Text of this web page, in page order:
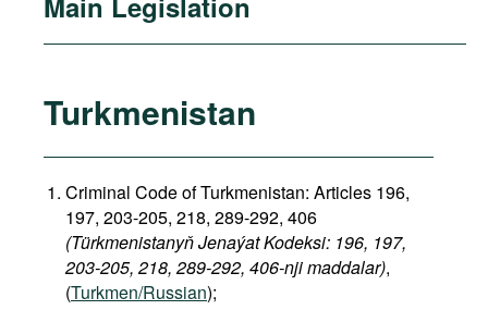
Turkmenistan
Criminal Code of Turkmenistan: Articles 196,
197, 203-205, 218, 289-292, 406
(Türkmenistanyň Jenaýat Kodeksi: 196, 197,
203-205, 218, 289-292, 406-nji maddalar),
(Turkmen/Russian);